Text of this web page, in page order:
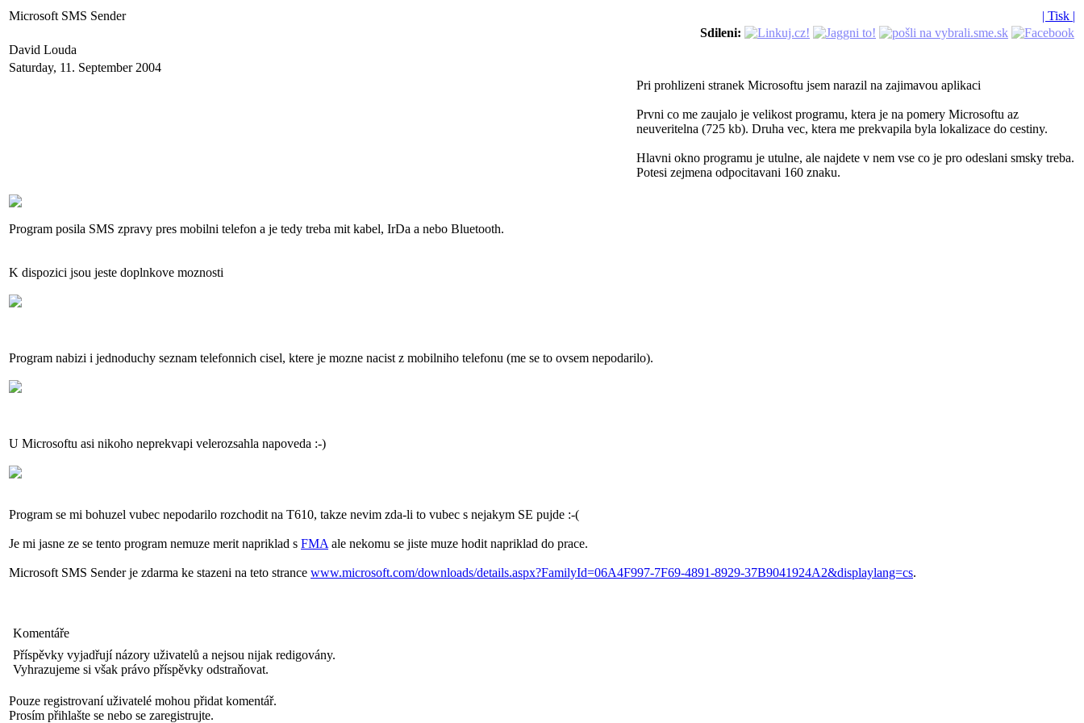
Microsoft SMS Sender
| Tisk |
Sdileni:
David Louda
Saturday, 11. September 2004
Pri prohlizeni stranek Microsoftu jsem narazil na zajimavou aplikaci
Prvni co me zaujalo je velikost programu, ktera je na pomery Microsoftu az
neuveritelna (725 kb). Druha vec, ktera me prekvapila byla lokalizace do cestiny.
Hlavni okno programu je utulne, ale najdete v nem vse co je pro odeslani smsky treba.
Potesi zejmena odpocitavani 160 znaku.
Program posila SMS zpravy pres mobilni telefon a je tedy treba mit kabel, IrDa a nebo Bluetooth.
K dispozici jsou jeste doplnkove moznosti
Program nabizi i jednoduchy seznam telefonnich cisel, ktere je mozne nacist z mobilniho telefonu (me se to ovsem nepodarilo).
U Microsoftu asi nikoho neprekvapi velerozsahla napoveda :-)
Program se mi bohuzel vubec nepodarilo rozchodit na T610, takze nevim zda-li to vubec s nejakym SE pujde :-(
Je mi jasne ze se tento program nemuze merit napriklad s FMA ale nekomu se jiste muze hodit napriklad do prace.
Microsoft SMS Sender je zdarma ke stazeni na teto strance www.microsoft.com/downloads/details.aspx?FamilyId=06A4F997-7F69-4891-8929-37B9041924A2&displaylang=cs.
Komentáře
Příspěvky vyjadřují názory uživatelů a nejsou nijak redigovány.
Vyhrazujeme si však právo příspěvky odstraňovat.
Pouze registrovaní uživatelé mohou přidat komentář.
Prosím přihlašte se nebo se zaregistrujte.